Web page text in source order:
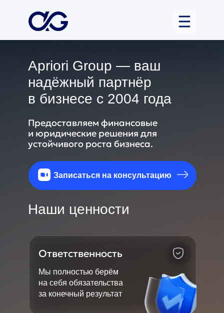
Apriori Group — ваш
надёжный партнёр
в бизнесе с 2004 года
Наши ценности
Предоставляем финансовые
и юридические решения для
устойчивого роста бизнеса.
Ответственность
Мы полностью берём
на себя обязательства
за конечный результат
Записаться на консультацию